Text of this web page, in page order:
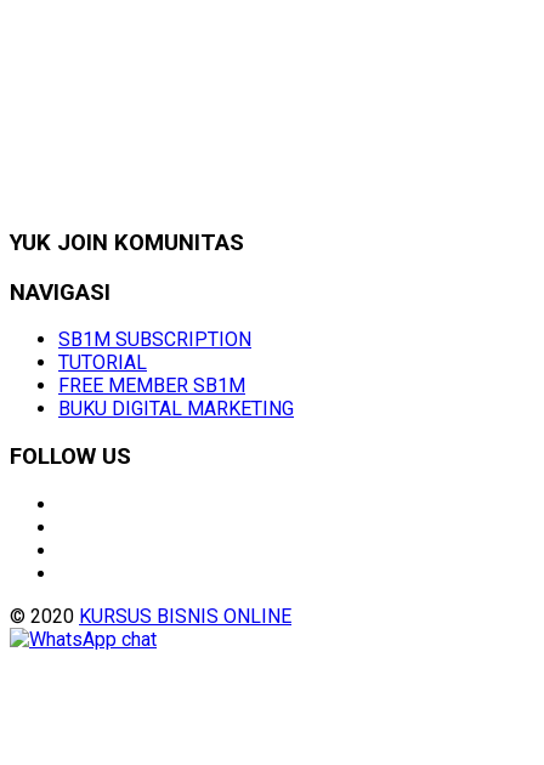
YUK JOIN KOMUNITAS
NAVIGASI
SB1M SUBSCRIPTION
TUTORIAL
FREE MEMBER SB1M
BUKU DIGITAL MARKETING
FOLLOW US
© 2020 KURSUS BISNIS ONLINE